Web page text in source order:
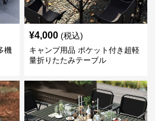
機
¥4,000 (税込)
キャンプ用品 ポケット付き超軽
量折りたたみテーブル